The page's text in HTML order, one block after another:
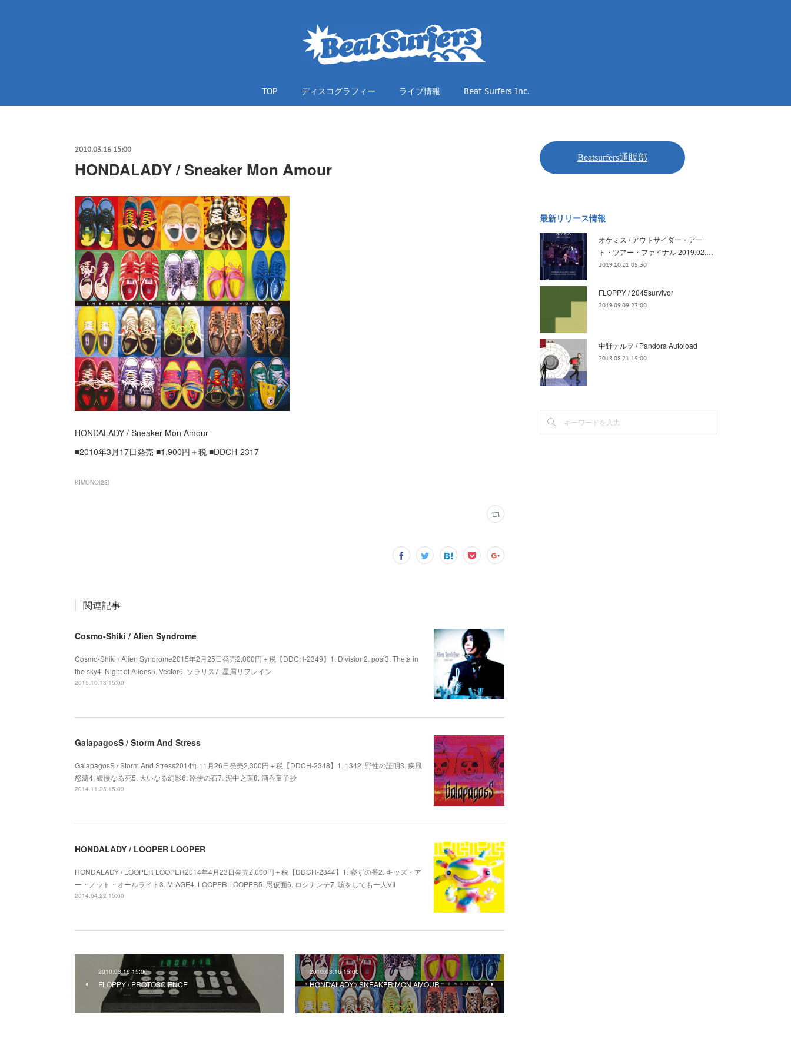
TOP ディスコグラフィー ライブ情報 Beat Surfers Inc.
2010.03.16 15:00
HONDALADY / Sneaker Mon Amour
HONDALADY / Sneaker Mon Amour
■2010年3月17日発売 ■1,900円＋税 ■DDCH-2317
KIMONO(23)
関連記事
Cosmo-Shiki / Alien Syndrome
Cosmo-Shiki / Alien Syndrome2015年2月25日発売2,000円＋税【DDCH-2349】1. Division2. posi3. Theta in
the sky4. Night of Aliens5. Vector6. ソラリス7. 星屑リフレイン
2015.10.13 15:00
GalapagosS / Storm And Stress
GalapagosS / Storm And Stress2014年11月26日発売2,300円＋税【DDCH-2348】1. 1342. 野性の証明3. 疾風
怒濤4. 緩慢なる死5. 大いなる幻影6. 路傍の石7. 泥中之蓮8. 酒呑童子抄
2014.11.25 15:00
HONDALADY / LOOPER LOOPER
HONDALADY / LOOPER LOOPER2014年4月23日発売2,000円＋税【DDCH-2344】1. 寝ずの番2. キッズ・ア
ー・ノット・オールライト3. M-AGE4. LOOPER LOOPER5. 愚仮面6. ロシナンテ7. 咳をしても一人VII
2014.04.22 15:00
2010.03.16 15:00
FLOPPY / PROTOSCIENCE
2010.03.16 15:00
HONDALADY / SNEAKER MON AMOUR
最新リリース情報
オケミス / アウトサイダー・アー
ト・ツアー・ファイナル 2019.02.…
2019.10.21 05:30
FLOPPY / 2045survivor
2019.09.09 23:00
中野テルヲ / Pandora Autoload
2018.08.21 15:00